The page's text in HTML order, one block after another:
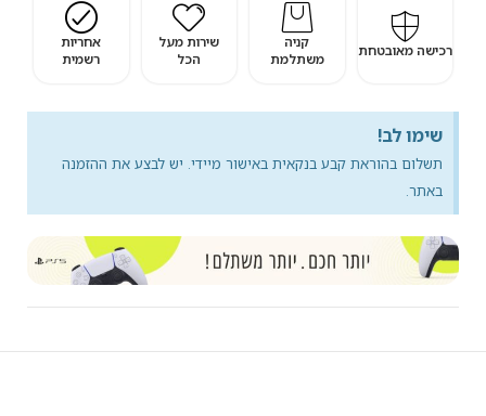
רכישה מאובטחת
קניה
משתלמת
שירות מעל
הכל
אחריות
רשמית
שימו לב!
תשלום בהוראת קבע בנקאית באישור מיידי. יש לבצע את ההזמנה
באתר.